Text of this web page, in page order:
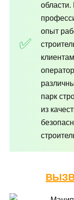
опыт
парк
из